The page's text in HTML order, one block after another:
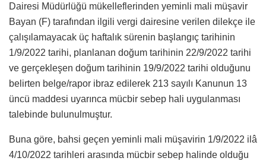
Dairesi Müdürlüğü mükelleflerinden yeminli mali müşavir
Bayan (F) tarafından ilgili vergi dairesine verilen dilekçe ile
çalışılamayacak üç haftalık sürenin başlangıç tarihinin
1/9/2022 tarihi, planlanan doğum tarihinin 22/9/2022 tarihi
ve gerçekleşen doğum tarihinin 19/9/2022 tarihi olduğunu
belirten belge/rapor ibraz edilerek 213 sayılı Kanunun 13
üncü maddesi uyarınca mücbir sebep hali uygulanması
talebinde bulunulmuştur.
Buna göre, bahsi geçen yeminli mali müşavirin 1/9/2022 ilâ
4/10/2022 tarihleri arasında mücbir sebep halinde olduğu